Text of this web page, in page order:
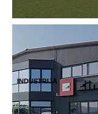
INDUSTRIJA